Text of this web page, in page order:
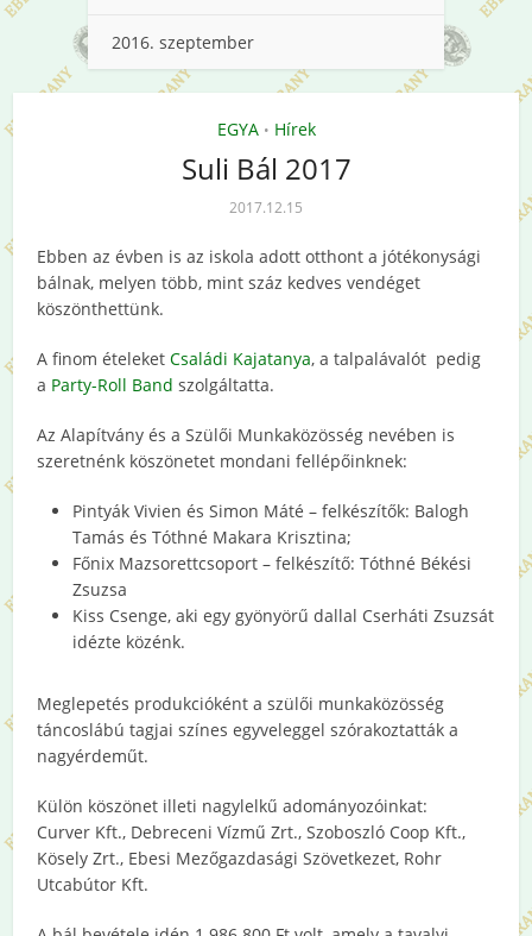
2016. szeptember
EGYA • Hírek
Suli Bál 2017
2017.12.15
Ebben az évben is az iskola adott otthont a jótékonysági
bálnak, melyen több, mint száz kedves vendéget
köszönthettünk.
A finom ételeketCsaládi Kajatanya, a talpalávalót pedig
a Party-Roll Band szolgáltatta.
Az Alapítvány és a Szülői Munkaközösség nevében is
szeretnénk köszönetet mondani fellépőinknek:
Pintyák Vivien és Simon Máté – felkészítők: Balogh
Tamás és Tóthné Makara Krisztina;
Főnix Mazsorettcsoport – felkészítő: Tóthné Békési
Zsuzsa
Kiss Csenge, aki egy gyönyörű dallal Cserháti Zsuzsát
idézte közénk.
Meglepetés produkcióként a szülői munkaközösség
táncoslábú tagjai színes egyveleggel szórakoztatták a
nagyérdeműt.
Külön köszönet illeti nagylelkű adományozóinkat:
Curver Kft., Debreceni Vízmű Zrt., Szoboszló Coop Kft.,
Kösely Zrt., Ebesi Mezőgazdasági Szövetkezet, Rohr
Utcabútor Kft.